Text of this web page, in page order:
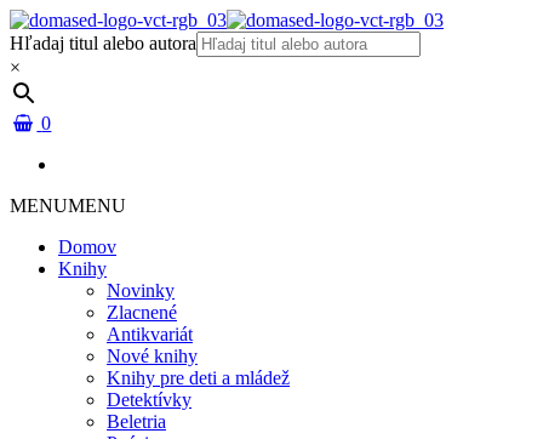
Hľadaj titul alebo autora
×
0
MENUMENU
Domov
Knihy
Novinky
Zlacnené
Antikvariát
Nové knihy
Knihy pre deti a mládež
Detektívky
Beletria